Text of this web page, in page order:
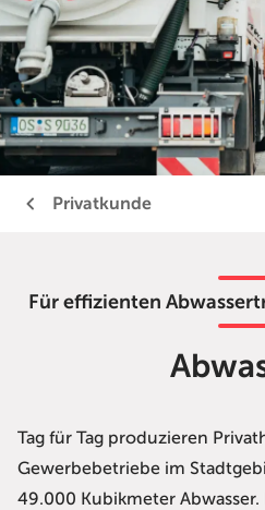
Privatkunde
Für effizienten
Tag für Tag produzieren
Gewerbebetriebe im
49.000 Kubikmeter